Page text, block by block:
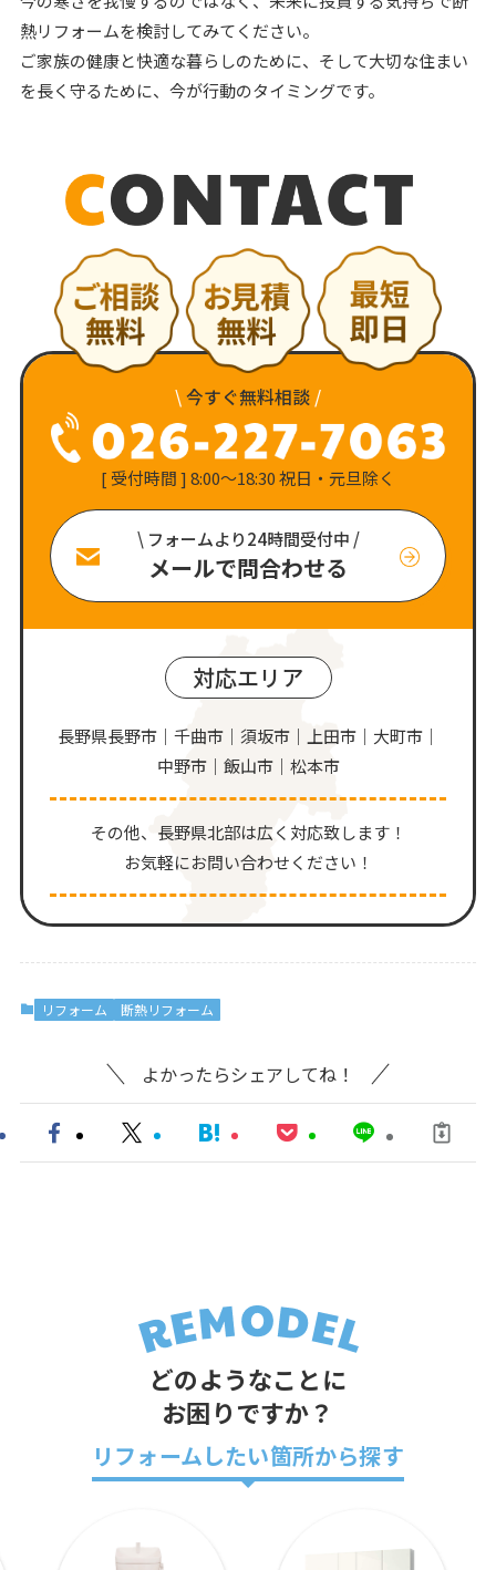
熱リフォームを検討してみてください。
ご家族の健康と快適な暮らしのために、そして大切な住まい
を長く守るために、今が行動のタイミングです。
\今すぐ無料相談 /
[ 受付時間 ] 8:00〜18:30 祝日・元旦除く
\ フォームより24時間受付中 /
メールで問合わせる
対応エリア
長野県長野市｜千曲市｜須坂市｜上田市｜大町市｜
中野市｜飯山市｜松本市
その他、⻑野県北部は広く対応致します！
お気軽にお問い合わせください！
リフォーム 断熱リフォーム
よかったらシェアしてね！
どのようなことに
お困りですか？
リフォームしたい箇所から探す